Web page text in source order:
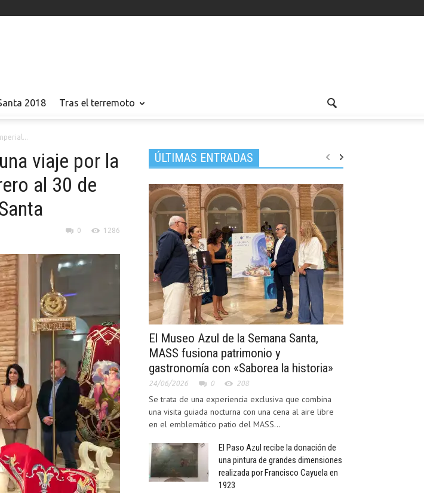
2018 Tras el terremoto
viaje por la
al 30 de
0 1286
ÚLTIMAS ENTRADAS
El Museo Azul de la Semana Santa,
MASS fusiona patrimonio y
gastronomía con «Saborea la historia»
24/06/2026 0 208
Se trata de una experiencia exclusiva que combina
una visita guiada nocturna con una cena al aire libre
en el emblemático patio del MASS...
El Paso Azul recibe la donación de
una pintura de grandes dimensiones
realizada por Francisco Cayuela en
1923